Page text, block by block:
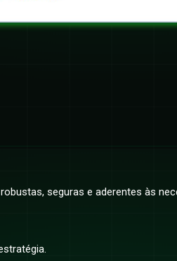
seguras e aderentes às